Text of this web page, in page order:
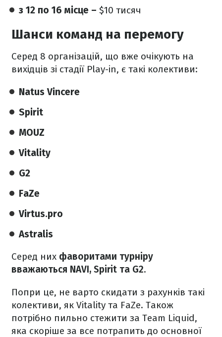
з 12 по 16 місце – $10 тисяч
Шанси команд на перемогу
Серед 8 організацій, що вже очікують на
вихідців зі стадії Play-in, є такі колективи:
Natus Vincere
Spirit
MOUZ
Vitality
G2
FaZe
Virtus.pro
Astralis
Серед них фаворитами турніру
вважаються NAVI, Spirit та G2.
Попри це, не варто скидати з рахунків такі
колективи, як Vitality та FaZe. Також
потрібно пильно стежити за Team Liquid,
яка скоріше за все потрапить до основної